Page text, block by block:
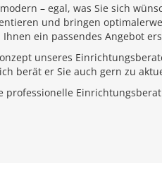
– egal, was Sie sich
und bringen
Ihnen ein passendes Angebot
unseres
berät er Sie auch gern zu
professionelle